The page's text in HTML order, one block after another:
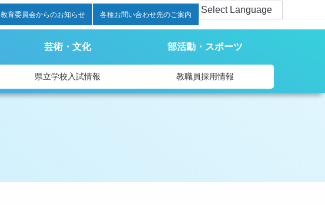
教育委員会からのお知らせ 各種お問い合わせ先のご案内
芸術・文化 部活動・スポーツ
県立学校入試情報 教職員採用情報